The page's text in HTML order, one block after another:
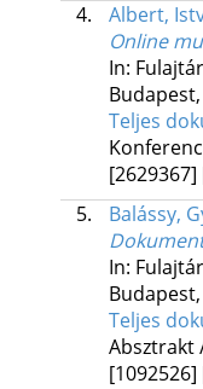
4.
Albert,
Online
In:
Teljes
[2629367]
5.
Balássy,
In:
Teljes
Absztrakt
[1092526]